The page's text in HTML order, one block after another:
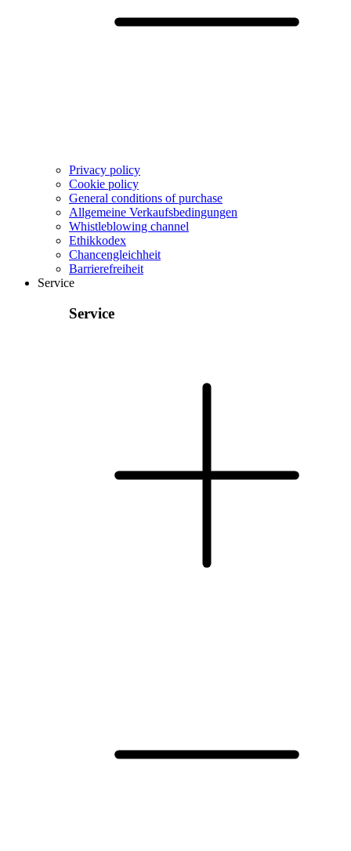
Privacy policy
Cookie policy
General conditions of purchase
Allgemeine Verkaufsbedingungen
Whistleblowing channel
Ethikkodex
Chancengleichheit
Barrierefreiheit
Service
Service